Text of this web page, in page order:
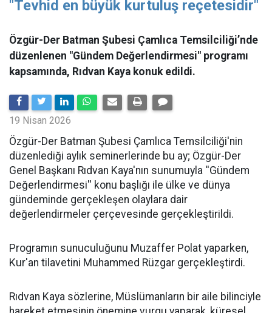
"Tevhid en büyük kurtuluş reçetesidir"
Özgür-Der Batman Şubesi Çamlıca Temsilciliği’nde
düzenlenen "Gündem Değerlendirmesi" programı
kapsamında, Rıdvan Kaya konuk edildi.
19 Nisan 2026
​Özgür-Der Batman Şubesi Çamlıca Temsilciliği'nin
düzenlediği aylık seminerlerinde bu ay; Özgür-Der
Genel Başkanı Rıdvan Kaya'nın sunumuyla ''Gündem
Değerlendirmesi'' konu başlığı ile ülke ve dünya
gündeminde gerçekleşen olaylara dair
değerlendirmeler çerçevesinde gerçekleştirildi.
Programın sunuculuğunu Muzaffer Polat yaparken,
Kur'an tilavetini Muhammed Rüzgar gerçekleştirdi.
Rıdvan Kaya sözlerine, Müslümanların bir aile bilinciyle